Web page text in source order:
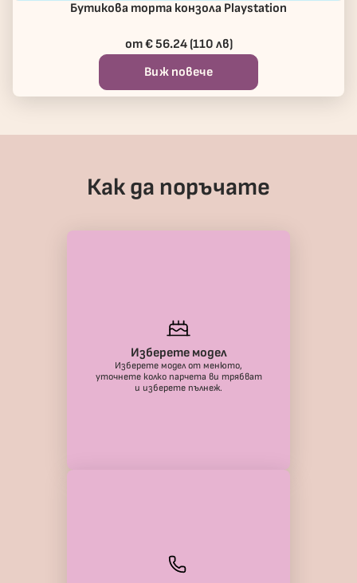
от € 56.24 (110 лв)
Бутикова торта конзола Playstation
Виж повече
Как да поръчате
Изберете модел
Изберете модел от менюто,
уточнете колко парчета ви трябват
и изберете пълнеж.